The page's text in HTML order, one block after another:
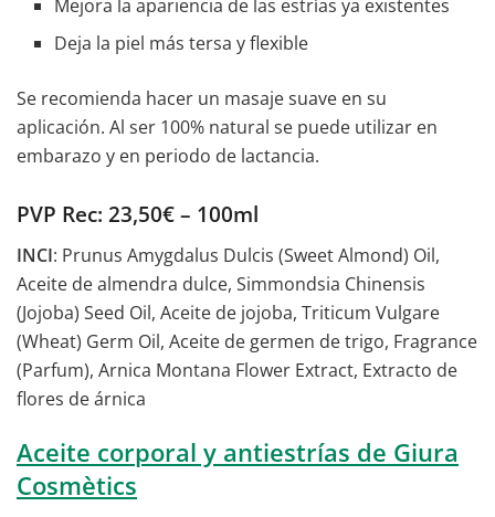
Mejora la apariencia de las estrías ya existentes
Deja la piel más tersa y flexible
Se recomienda hacer un masaje suave en su
aplicación. Al ser 100% natural se puede utilizar en
embarazo y en periodo de lactancia.
PVP Rec: 23,50€ – 100ml
INCI: Prunus Amygdalus Dulcis (Sweet Almond) Oil,
Aceite de almendra dulce, Simmondsia Chinensis
(Jojoba) Seed Oil, Aceite de jojoba, Triticum Vulgare
(Wheat) Germ Oil, Aceite de germen de trigo, Fragrance
(Parfum), Arnica Montana Flower Extract, Extracto de
flores de árnica
Aceite corporal y antiestrías de Giura
Cosmètics